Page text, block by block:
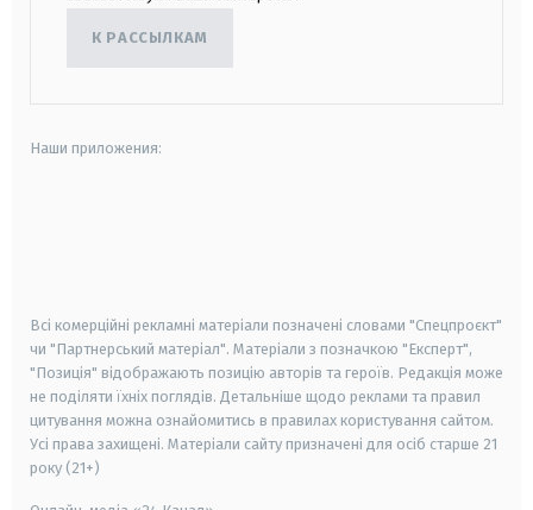
К РАССЫЛКАМ
Наши приложения:
Всі комерційні рекламні матеріали позначені словами "Спецпроєкт"
чи "Партнерський матеріал". Матеріали з позначкою "Експерт",
"Позиція" відображають позицію авторів та героїв. Редакція може
не поділяти їхніх поглядів. Детальніше щодо реклами та правил
цитування можна ознайомитись в правилах користування сайтом.
Усі права захищені. Матеріали сайту призначені для осіб старше 21
року (21+)